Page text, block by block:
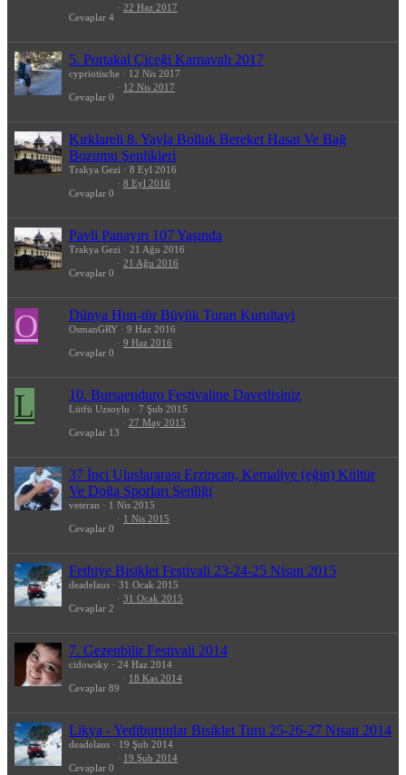
Cevaplar 4
22 Haz 2017
5. Portakal Çiçeği Karnavalı 2017
cypriotische 12 Nis 2017
Cevaplar 0
12 Nis 2017
Kırklareli 8. Yayla Bolluk Bereket Hasat Ve Bağ
Bozumu Şenlikleri
Trakya Gezi 8 Eyl 2016
Cevaplar 0
8 Eyl 2016
Pavli Panayırı 107 Yaşında
Trakya Gezi 21 Ağu 2016
Cevaplar 0
21 Ağu 2016
O Dünya Hun-tür Büyük Turan Kurultayi
OsmanGRY 9 Haz 2016
Cevaplar 0
9 Haz 2016
L 10. Bursaenduro Festivaline Davetlisiniz
Lütfü Uzsoylu 7 Şub 2015
Cevaplar 13
27 May 2015
37 İnci Uluslararası Erzincan, Kemaliye (eğin) Kültür
Ve Doğa Sporları Şenliği
veteran 1 Nis 2015
Cevaplar 0
1 Nis 2015
Fethiye Bisiklet Festivali 23-24-25 Nisan 2015
deadelaus 31 Ocak 2015
Cevaplar 2
31 Ocak 2015
7. Gezenbilir Festivali 2014
cidowsky 24 Haz 2014
Cevaplar 89
18 Kas 2014
Likya - Yediburunlar Bisiklet Turu 25-26-27 Nisan 2014
deadelaus 19 Şub 2014
Cevaplar 0
19 Şub 2014